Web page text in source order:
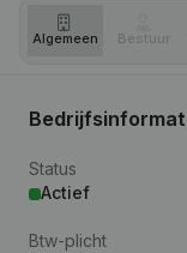
Algemeen Bestuur
Status
Actief
Btw-plicht